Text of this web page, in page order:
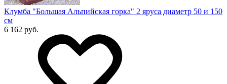
Клумба "Большая Альпийская горка" 2 яруса диаметр 50 и 150
см
6 162 руб.